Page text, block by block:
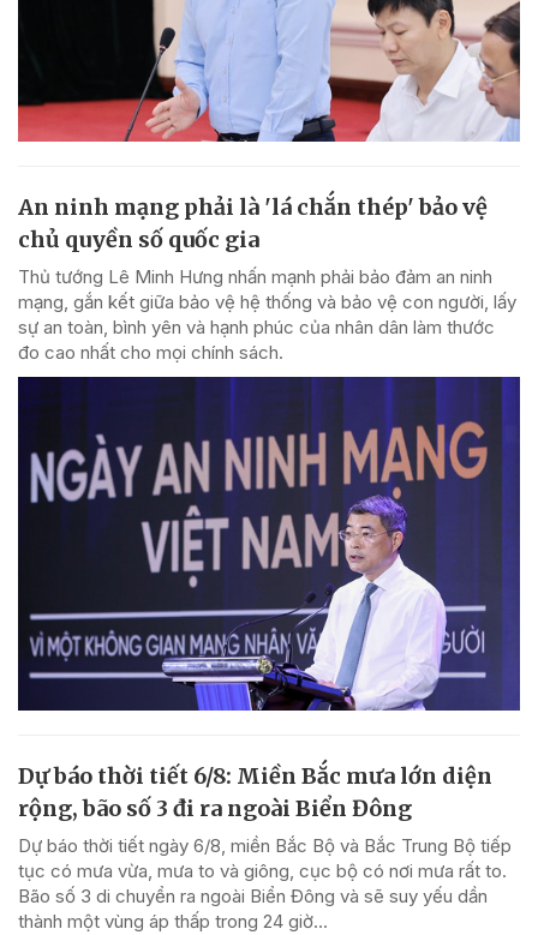
An ninh mạng phải là 'lá chắn thép' bảo vệ
chủ quyền số quốc gia
Thủ tướng Lê Minh Hưng nhấn mạnh phải bảo đảm an ninh
mạng, gắn kết giữa bảo vệ hệ thống và bảo vệ con người, lấy
sự an toàn, bình yên và hạnh phúc của nhân dân làm thước
đo cao nhất cho mọi chính sách.
Dự báo thời tiết 6/8: Miền Bắc mưa lớn diện
rộng, bão số 3 đi ra ngoài Biển Đông
Dự báo thời tiết ngày 6/8, miền Bắc Bộ và Bắc Trung Bộ tiếp
tục có mưa vừa, mưa to và giông, cục bộ có nơi mưa rất to.
Bão số 3 di chuyển ra ngoài Biển Đông và sẽ suy yếu dần
thành một vùng áp thấp trong 24 giờ...